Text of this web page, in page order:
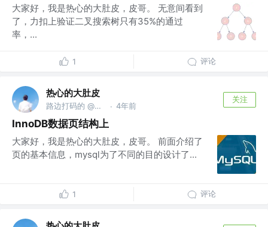
大家好，我是热心的大肚皮，皮哥。 无意间看到
了，力扣上验证二叉搜索树只有35%的通过
率，...
1 评论
热心的大肚皮
路边打码的 @头部大厂 · 4年前
关注
InnoDB数据页结构上
大家好，我是热心的大肚皮，皮哥。 前面介绍了
页的基本信息，mysql为了不同的目的设计了...
1 评论